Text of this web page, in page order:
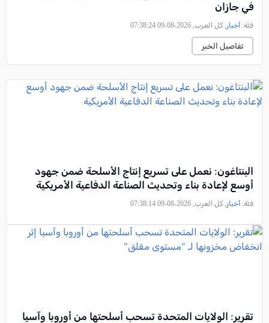
في جازان
فئة: أخبار , كل العرب, 2026-08-09 07:38:24
تفاصيل الخبر
البنتاغون: نعمل على تسريع إنتاج الأسلحة ضمن جهود
أوسع لإعادة بناء وتحديث الصناعة الدفاعية الأمريكية
فئة: أخبار , كل العرب, 2026-08-09 07:38:14
تقرير: الولايات المتحدة تسحب أسلحتها من أوروبا وآسيا